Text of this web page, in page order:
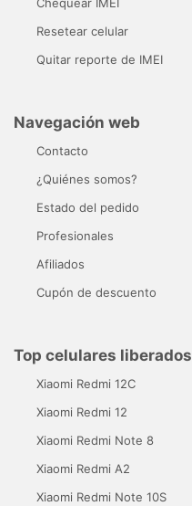
Resetear celular
Quitar reporte de IMEI
Navegación web
Contacto
¿Quiénes somos?
Estado del pedido
Profesionales
Afiliados
Cupón de descuento
Top celulares liberados
Xiaomi Redmi 12C
Xiaomi Redmi 12
Xiaomi Redmi Note 8
Xiaomi Redmi A2
Xiaomi Redmi Note 10S